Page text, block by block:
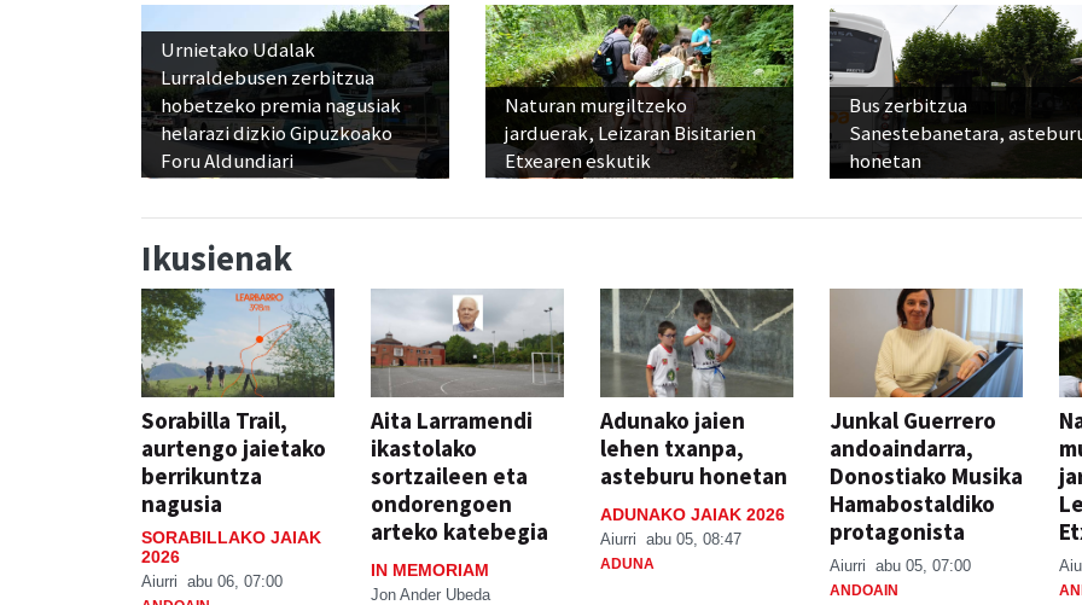
Urnietako Udalak
Lurraldebusen zerbitzua
hobetzeko premia nagusiak
helarazi dizkio Gipuzkoako
Foru Aldundiari
Naturan murgiltzeko
jarduerak, Leizaran Bisitarien
Etxearen eskutik
Bus zerbitzua
Sanestebanetara,
honetan
Ikusienak
Sorabilla Trail,
aurtengo jaietako
berrikuntza
nagusia
SORABILLAKO JAIAK
2026
Aiurri abu 06, 07:00
Aita Larramendi
ikastolako
sortzaileen eta
ondorengoen
arteko katebegia
IN MEMORIAM
Jon Ander Ubeda
Adunako jaien
lehen txanpa,
asteburu honetan
ADUNAKO JAIAK 2026
Aiurri abu 05, 08:47
ADUNA
Junkal Guerrero
andoaindarra,
Donostiako Musika
Hamabostaldiko
protagonista
Aiurri abu 05, 07:00
ANDOAIN